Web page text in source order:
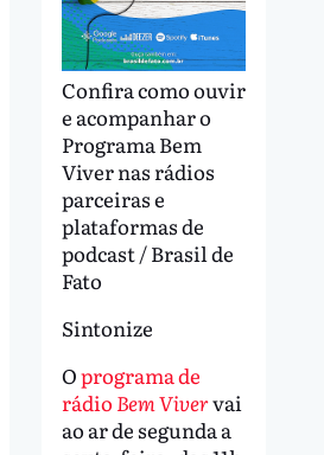
Confira como ouvir
e acompanhar o
Programa Bem
Viver nas rádios
parceiras e
plataformas de
podcast / Brasil de
Fato
Sintonize
Oprograma de
rádio Bem Vivervai
ao ar de segunda a